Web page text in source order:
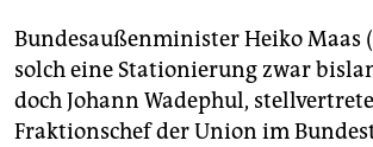
Bundesaußenminister Heiko Maas
solch eine Stationierung zwar
doch Johann Wadephul,
Fraktionschef der Union im